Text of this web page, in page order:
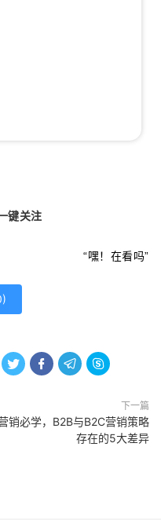
键关注
“嘿！在看吗”
)
   
下一篇
销必学，B2B与B2C营销策略
存在的5大差异